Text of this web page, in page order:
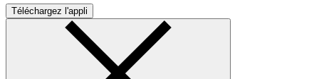
Téléchargez l'appli